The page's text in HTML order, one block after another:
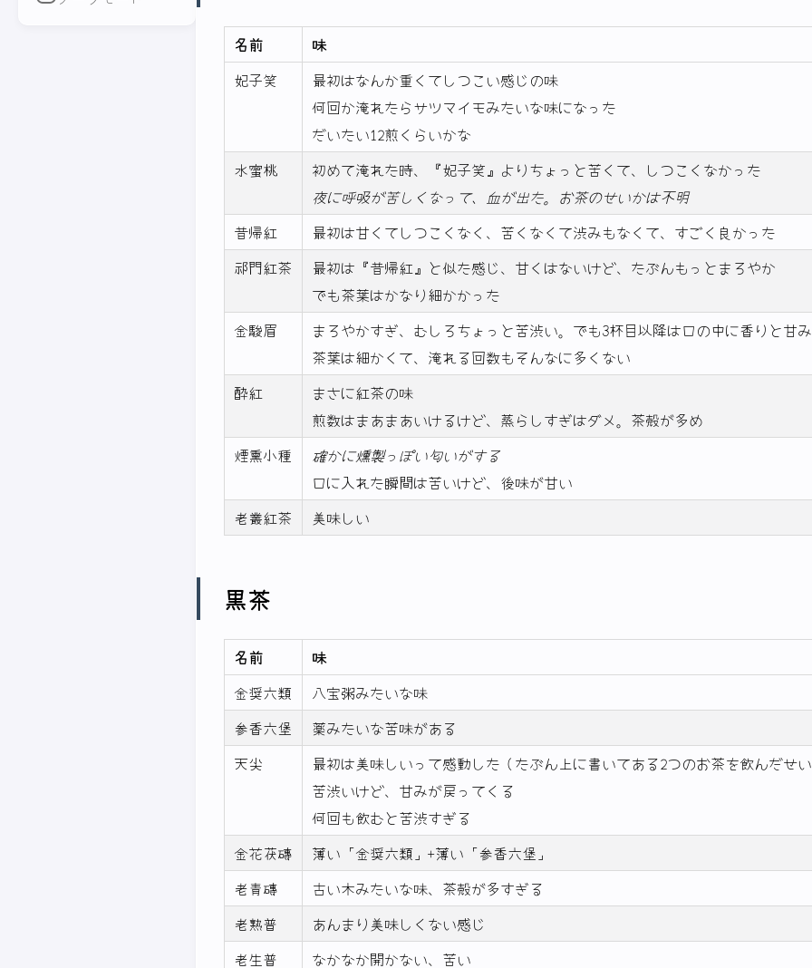
名前
味
妃子笑
最初はなんか重くてしつこい感じの味
何回か淹れたらサツマイモみたいな味になった
だいたい12煎くらいかな
水蜜桃
初めて淹れた時、『妃子笑』よりちょっと苦くて、しつこくなかった
夜に呼吸が苦しくなって、血が出た。お茶のせいかは不明
昔帰紅
最初は甘くてしつこくなく、苦くなくて渋みもなくて、すごく良かった
祁門紅茶
最初は『昔帰紅』と似た感じ、甘くはないけど、たぶんもっとまろやか
でも茶葉はかなり細かかった
金駿眉
まろやかすぎ、むしろちょっと苦渋い。でも3杯目以降は口の中に香りと甘
茶葉は細かくて、淹れる回数もそんなに多くない
酔紅
まさに紅茶の味
煎数はまあまあいけるけど、蒸らしすぎはダメ。茶殻が多め
煙熏小種
確かに燻製っぽい匂いがする
口に入れた瞬間は苦いけど、後味が甘い
老叢紅茶
美味しい
黒茶
名前
味
金奨六類
八宝粥みたいな味
参香六堡
薬みたいな苦味がある
天尖
最初は美味しいって感動した（たぶん上に書いてある2つのお茶を飲んだせ
苦渋いけど、甘みが戻ってくる
何回も飲むと苦渋すぎる
金花茯磚
薄い「金奨六類」+薄い「参香六堡」
老青磚
古い木みたいな味、茶殻が多すぎる
老熟普
あんまり美味しくない感じ
老生普
なかなか開かない、苦い